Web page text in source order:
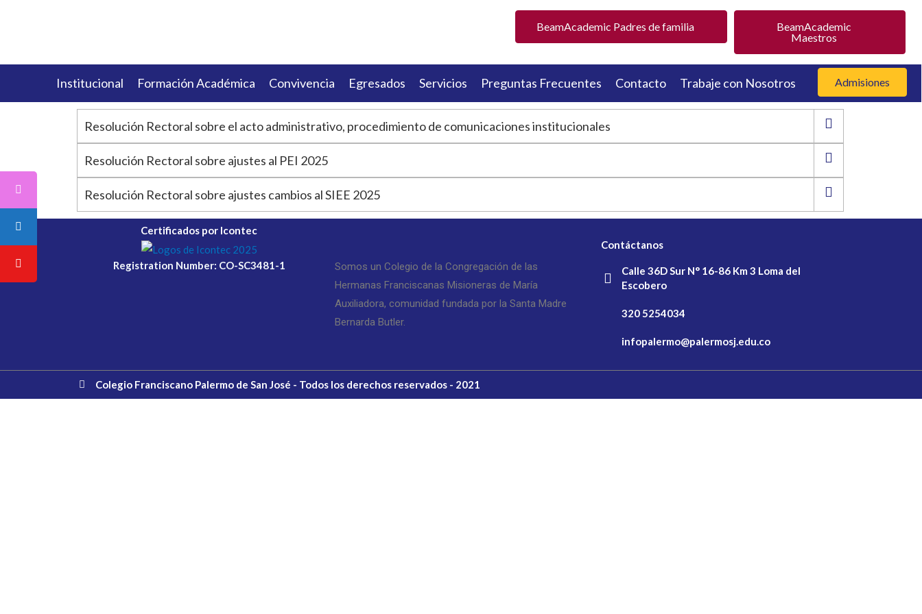
BeamAcademic Padres de familia
BeamAcademic
Maestros
Institucional Formación Académica Convivencia Egresados Servicios Preguntas Frecuentes Contacto Trabaje con Nosotros Admisiones
Resolución Rectoral sobre el acto administrativo, procedimiento de comunicaciones institucionales
Resolución Rectoral sobre ajustes al PEI 2025
Resolución Rectoral sobre ajustes cambios al SIEE 2025
Certificados por Icontec
Registration Number: CO-SC3481-1
Somos un Colegio de la Congregación de las
Hermanas Franciscanas Misioneras de María
Auxiliadora, comunidad fundada por la Santa Madre
Bernarda Butler.
Contáctanos
Calle 36D Sur N° 16-86 Km 3 Loma del
Escobero
320 5254034
infopalermo@palermosj.edu.co
Colegio Franciscano Palermo de San José - Todos los derechos reservados - 2021